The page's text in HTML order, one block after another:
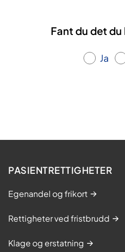
Fant du det
Ja
PASIENTRETTIGHETER
Egenandel og frikort
Rettigheter ved fristbrudd
Klage og erstatning